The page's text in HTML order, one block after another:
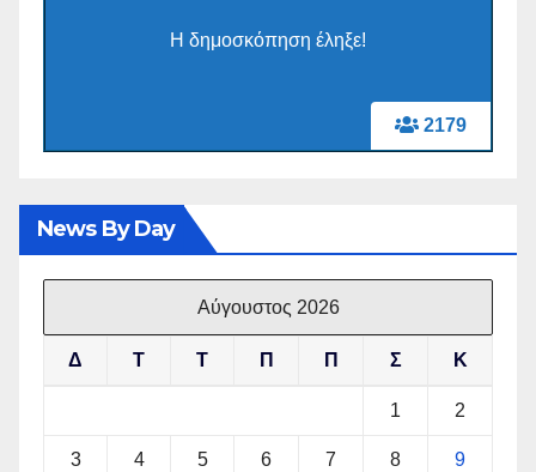
2179
Η δημοσκόπηση έληξε!
News By Day
Αύγουστος 2026
Δ Τ Τ Π Π Σ Κ
1 2
3 4 5 6 7 8 9